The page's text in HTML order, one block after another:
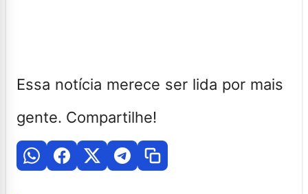
Essa notícia merece ser lida por mais
gente. Compartilhe!